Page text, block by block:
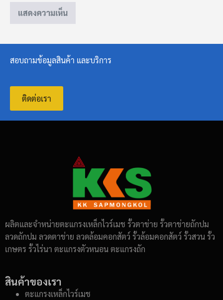
สอบถามข้อมูลสินค้า และบริการ
ติดต่อเรา
ผลิตและจำหน่ายตะแกรงเหล็กไวร์เมช รั้วตาข่าย รั้วตาข่ายถักปม
ลวดถักปม ลวดตาข่าย ลวดล้อมคอกสัตว์ รั้วล้อมคอกสัตว์ รั้วสวน รั้ว
เกษตร รั้วไร่นา ตะแกรงตัวหนอน ตะแกรงถัก
สินค้าของเรา
ตะแกรงเหล็กไวร์เมช